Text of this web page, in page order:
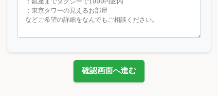
確認画面へ進む